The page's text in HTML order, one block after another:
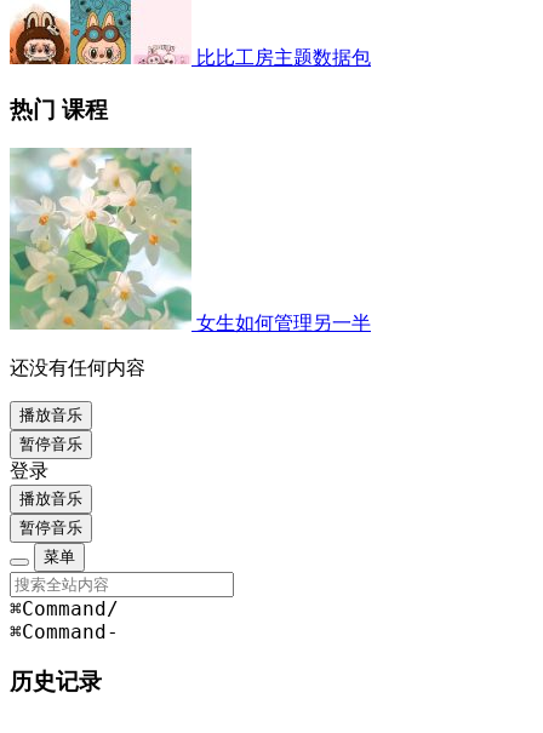
比比工房主题数据包
热门 课程
女生如何管理另一半
还没有任何内容
播放音乐
暂停音乐
登录
播放音乐
暂停音乐
菜单
⌘Command /
⌘Command -
历史记录